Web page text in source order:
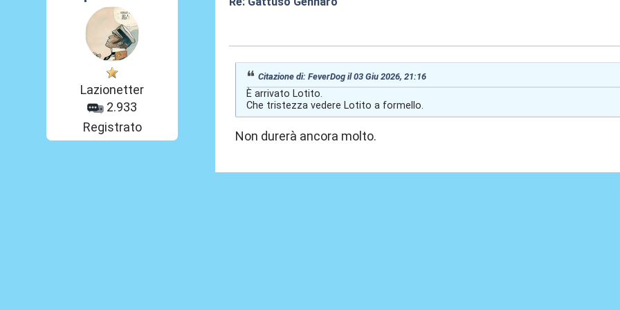
Lazionetter
2.933
Registrato
Citazione di: FeverDog il 03 Giu 2026, 21:16
È arrivato Lotito.
Che tristezza vedere Lotito a formello.
Non durerà ancora molto.